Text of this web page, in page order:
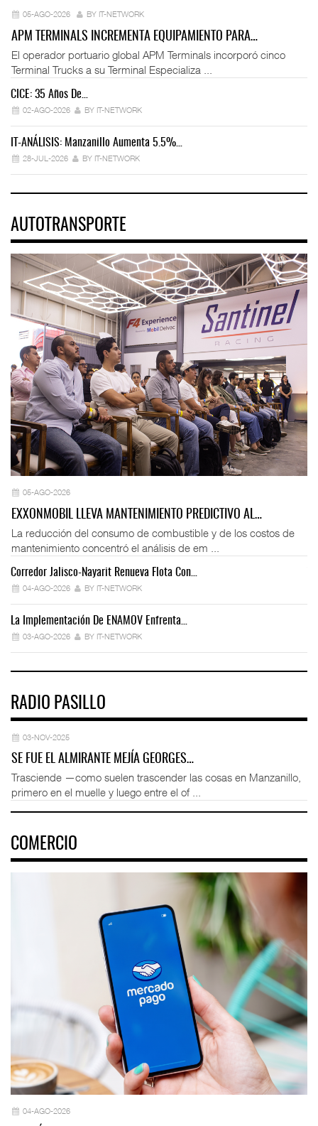
05-AGO-2026 BY IT-NETWORK
APM TERMINALS INCREMENTA EQUIPAMIENTO PARA…
El operador portuario global APM Terminals incorporó cinco
Terminal Trucks a su Terminal Especializa ...
CICE: 35 Años De…
02-AGO-2026 BY IT-NETWORK
IT-ANÁLISIS: Manzanillo Aumenta 5.5%…
28-JUL-2026 BY IT-NETWORK
AUTOTRANSPORTE
05-AGO-2026
EXXONMOBIL LLEVA MANTENIMIENTO PREDICTIVO AL…
La reducción del consumo de combustible y de los costos de
mantenimiento concentró el análisis de em ...
Corredor Jalisco-Nayarit Renueva Flota Con…
04-AGO-2026 BY IT-NETWORK
La Implementación De ENAMOV Enfrenta…
03-AGO-2026 BY IT-NETWORK
RADIO PASILLO
03-NOV-2025
SE FUE EL ALMIRANTE MEJÍA GEORGES…
Trasciende —como suelen trascender las cosas en Manzanillo,
primero en el muelle y luego entre el of ...
COMERCIO
04-AGO-2026